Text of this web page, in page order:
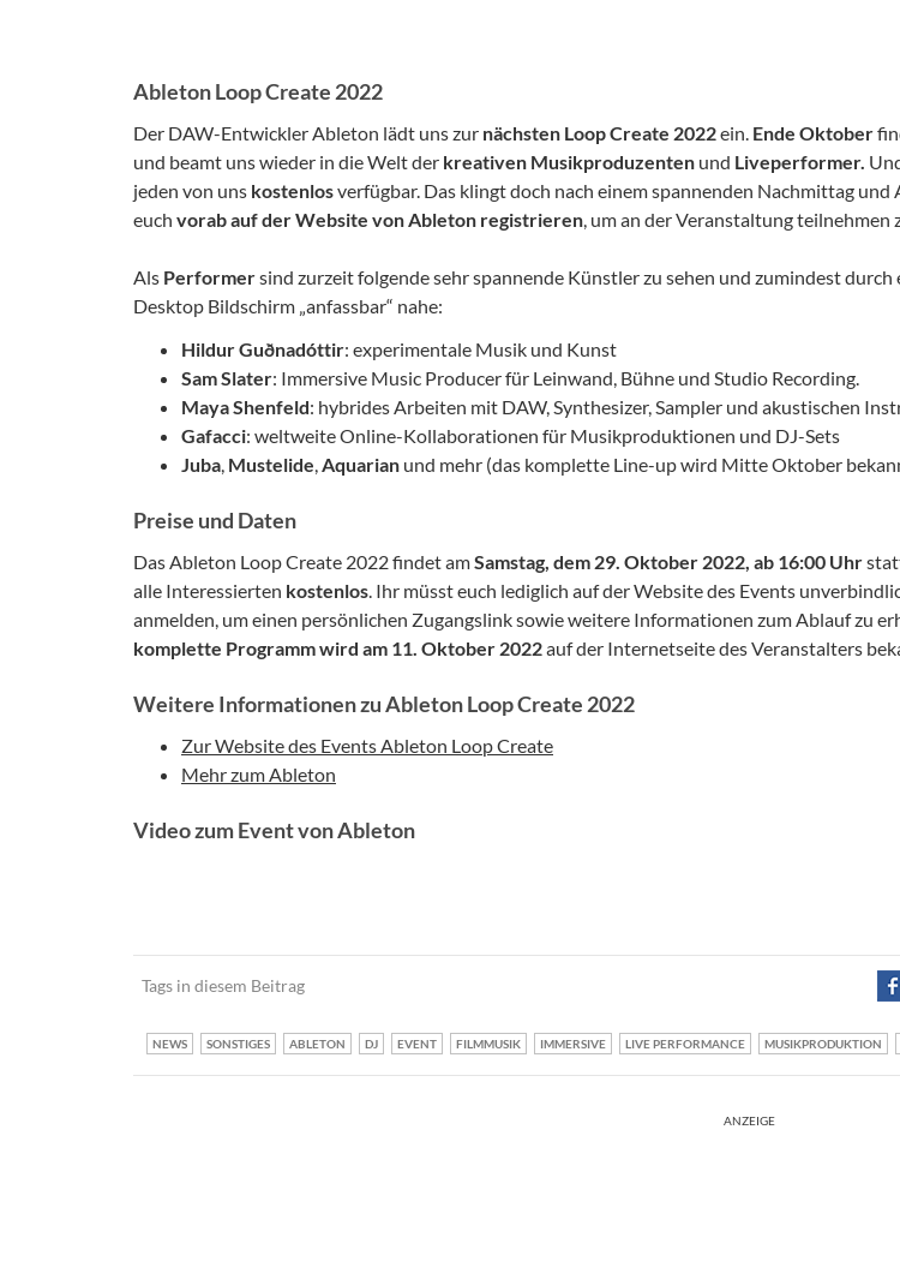
Ableton Loop Create 2022
Der DAW-Entwickler Ableton lädt uns zur nächsten Loop Create 2022ein. Ende Oktober
und beamt uns wieder in die Welt der kreativen Musikproduzenten und Liveperformer.
jeden von uns kostenlosverfügbar. Das klingt doch nach einem spannenden Nachmittag und
euch vorab auf der Website von Ableton registrieren, um an der Veranstaltung teilnehmen
Als Performersind zurzeit folgende sehr spannende Künstler zu sehen und zumindest
Desktop Bildschirm „anfassbar“ nahe:
Hildur Guðnadóttir: experimentale Musik und Kunst
Sam Slater: Immersive Music Producer für Leinwand, Bühne und Studio Recording.
Maya Shenfeld: hybrides Arbeiten mit DAW, Synthesizer, Sampler und akustischen
Gafacci: weltweite Online-Kollaborationen für Musikproduktionen und DJ-Sets
Juba, Mustelide,Aquarian und mehr (das komplette Line-up wird Mitte Oktober
Preise und Daten
Das Ableton Loop Create 2022 findet amSamstag, dem 29. Oktober 2022, ab 16:00 Uhr
alle Interessierten kostenlos. Ihr müsst euch lediglich auf der Website des Events
anmelden, um einen persönlichen Zugangslink sowie weitere Informationen zum Ablauf zu
komplette Programm wird am 11. Oktober 2022auf der Internetseite des Veranstalters
Weitere Informationen zu Ableton Loop Create 2022
Zur Website des Events Ableton Loop Create
Mehr zum Ableton
Video zum Event von Ableton
Tags in diesem Beitrag
NEWS SONSTIGES ABLETON DJ EVENT FILMMUSIK IMMERSIVE LIVE PERFORMANCE MUSIKPRODUKTION
ANZEIGE